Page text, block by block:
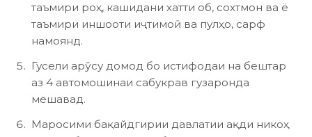
таъмири роҳ, кашидани хатти об, сохтмон ва ё
таъмири иншооти иҷтимоӣ ва пулҳо, сарф
намоянд.
Гусели арўсу домод бо истифодаи на бештар
аз 4 автомошинаи сабукрав гузаронда
мешавад.
Маросими бақайдгирии давлатии ақди никоҳ